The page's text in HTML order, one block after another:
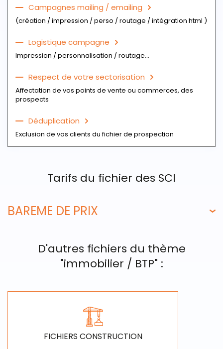
Campagnes mailing / emailing
(création / impression / perso / routage / intégration html )
Logistique campagne
Impression / personnalisation / routage...
Respect de votre sectorisation
Affectation de vos points de vente ou commerces, des
prospects
Déduplication
Exclusion de vos clients du fichier de prospection
Tarifs du fichier des SCI
BAREME DE PRIX
D'autres fichiers du thème
"immobilier / BTP" :
FICHIERS CONSTRUCTION